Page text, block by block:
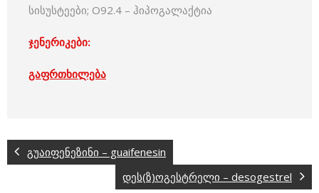
სისუსტეები; O92.4 – ჰიპოგალაქტია
ჯენერიკები:
გაფრთხილება
გუაიფენეზინი – guaifenesin
დეს(ზ)ოგესტრელი – desogestrel